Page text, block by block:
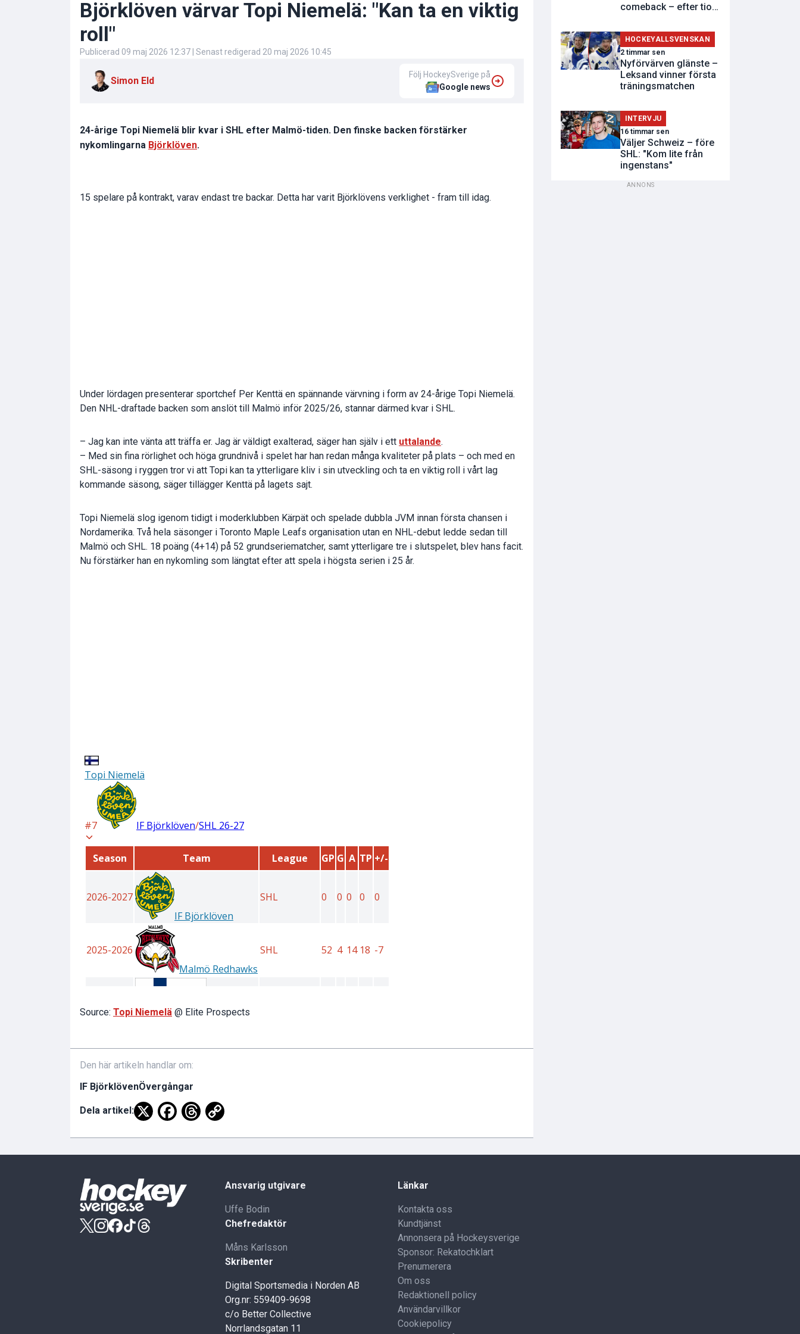
Björklöven värvar Topi Niemelä: "Kan ta en viktig
roll"
Publicerad 09 maj 2026 12:37 | Senast redigerad 20 maj 2026 10:45
Simon Eld
Följ HockeySverige på
Google news
24-årige Topi Niemelä blir kvar i SHL efter Malmö-tiden. Den finske backen förstärker
nykomlingarna Björklöven.
15 spelare på kontrakt, varav endast tre backar. Detta har varit Björklövens verklighet - fram till idag.
Under lördagen presenterar sportchef Per Kenttä en spännande värvning i form av 24-årige Topi Niemelä.
Den NHL-draftade backen som anslöt till Malmö inför 2025/26, stannar därmed kvar i SHL.
– Jag kan inte vänta att träffa er. Jag är väldigt exalterad, säger han själv i ett uttalande.
– Med sin fina rörlighet och höga grundnivå i spelet har han redan många kvaliteter på plats – och med en
SHL-säsong i ryggen tror vi att Topi kan ta ytterligare kliv i sin utveckling och ta en viktig roll i vårt lag
kommande säsong, säger tillägger Kenttä på lagets sajt.
Topi Niemelä slog igenom tidigt i moderklubben Kärpät och spelade dubbla JVM innan första chansen i
Nordamerika. Två hela säsonger i Toronto Maple Leafs organisation utan en NHL-debut ledde sedan till
Malmö och SHL. 18 poäng (4+14) på 52 grundseriematcher, samt ytterligare tre i slutspelet, blev hans facit.
Nu förstärker han en nykomling som längtat efter att spela i högsta serien i 25 år.
Source: Topi Niemelä @ Elite Prospects
Den här artikeln handlar om:
IF BjörklövenÖvergångar
Dela artikel:
comeback – efter tio
HOCKEYALLSVENSKAN
2 timmar sen
Nyförvärven glänste –
Leksand vinner första
träningsmatchen
INTERVJU
16 timmar sen
Väljer Schweiz – före
SHL: "Kom lite från
ingenstans"
ANNONS
Ansvarig utgivare
Uffe Bodin
Chefredaktör
Måns Karlsson
Skribenter
Digital Sportsmedia i Norden AB
Org.nr: 559409-9698
c/o Better Collective
Norrlandsgatan 11
Länkar
Kontakta oss
Kundtjänst
Annonsera på Hockeysverige
Sponsor: Rekatochklart
Prenumerera
Om oss
Redaktionell policy
Användarvillkor
Cookiepolicy